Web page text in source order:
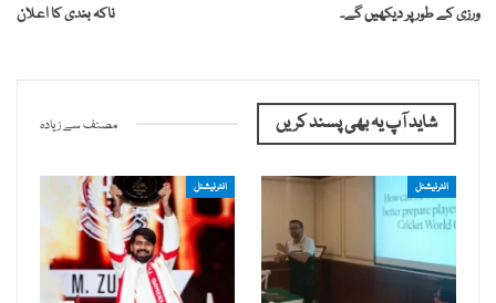
ورزی کے طور پر دیکھیں گے۔
ناکہ بندی کا اعلان
شاید آپ یہ بھی پسند کریں مصنف سے زیادہ
انٹرنیشنل انٹرنیشنل